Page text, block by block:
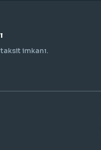
imkanı.